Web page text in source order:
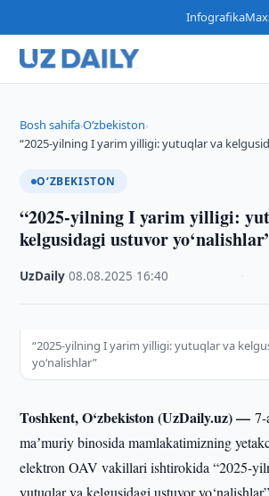
Infografika
Bosh sahifa›O‘zbekiston›
“2025-yilning I yarim yilligi: yutuqlar va
O‘ZBEKISTON
“2025-yilning I yarim yilligi:
kelgusidagi ustuvor
UzDaily ·08.08.2025 16:40
“2025-yilning I yarim yilligi: yutuqlar va
yo‘nalishlar”
Toshkent, O‘zbekiston (UzDaily.uz) —
maʼmuriy binosida mamlakatimizning
elektron OAV vakillari ishtirokida “2025-
yutuqlar va kelgusidagi ustuvor